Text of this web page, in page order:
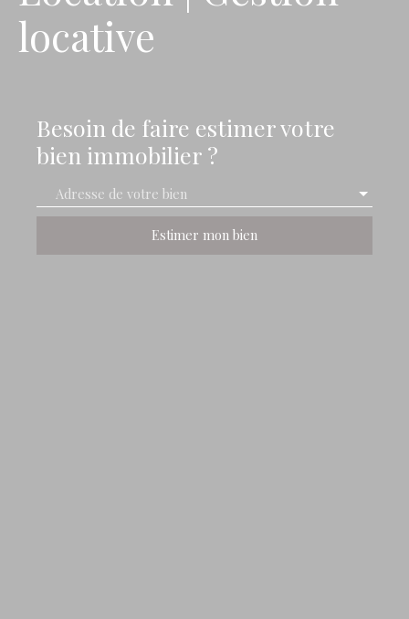
locative
Besoin de faire estimer votre
bien immobilier ?
Adresse de votre bien
Estimer mon bien